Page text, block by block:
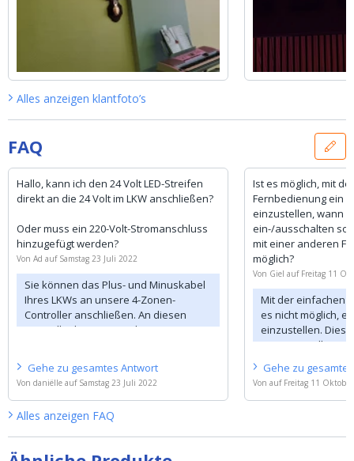
Alles anzeigen klantfoto’s
FAQ
Hallo, kann ich den 24 Volt LED-Streifen
direkt an die 24 Volt im LKW anschließen?
Oder muss ein 220-Volt-Stromanschluss
hinzugefügt werden?
Von Ad auf Samstag 23 Juli 2022
Sie können das Plus- und Minuskabel
Ihres LKWs an unsere 4-Zonen-
Controller anschließen. An diesen
Controller können Sie den LED-
Wechselrichter.
Wir empfehlen Ihnen, einen
Stabilisator zu installieren, um
eventuelle Spannungsspitzen
Gehe zu gesamtes Antwort
Von daniëlle auf Samstag 23 Juli 2022
Ist es möglich, mit
Fernbedienung ein
einzustellen, wann
ein-/ausschalten
mit einer anderen
möglich?
Von Giel auf Freitag 11
Mit der einfachen
es nicht möglich,
einzustellen. Dies
Time Controller
Gehe zu gesamtes
Von auf Freitag 11
Alles anzeigen FAQ